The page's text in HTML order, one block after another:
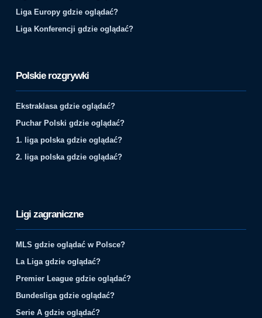
Liga Europy gdzie oglądać?
Liga Konferencji gdzie oglądać?
Polskie rozgrywki
Ekstraklasa gdzie oglądać?
Puchar Polski gdzie oglądać?
1. liga polska gdzie oglądać?
2. liga polska gdzie oglądać?
Ligi zagraniczne
MLS gdzie oglądać w Polsce?
La Liga gdzie oglądać?
Premier League gdzie oglądać?
Bundesliga gdzie oglądać?
Serie A gdzie oglądać?